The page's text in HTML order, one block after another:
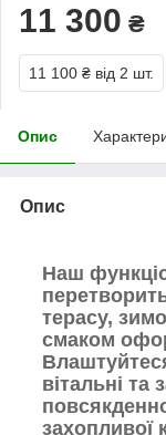
11 300 ₴
11 100 ₴ від 2 шт.
Опис
Опис
Наш
терасу,
смаком
вітальні та
захопливої